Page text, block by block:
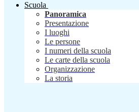
Scuola
Panoramica
Presentazione
I luoghi
Le persone
I numeri della scuola
Le carte della scuola
Organizzazione
La storia